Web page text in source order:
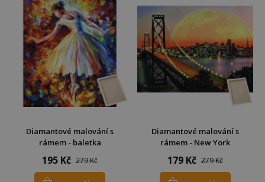
Diamantové malování s
rámem - baletka
195 Kč 279 Kč
Diamantové malování s
rámem - New York
179 Kč 279 Kč